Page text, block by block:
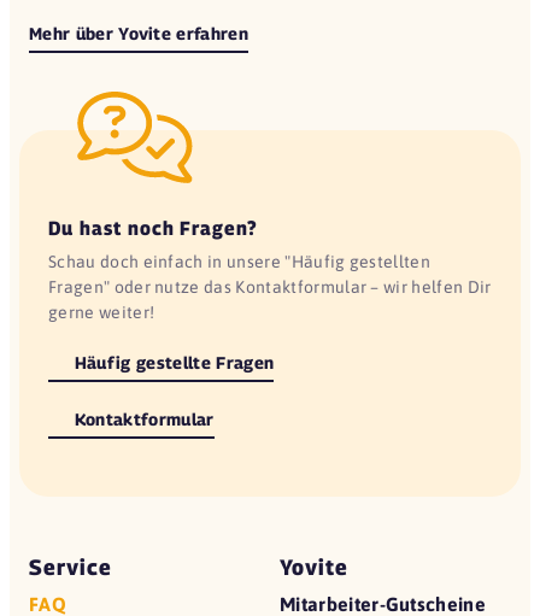
Mehr über Yovite erfahren
Du hast noch Fragen?
Schau doch einfach in unsere "Häufig gestellten
Fragen" oder nutze das Kontaktformular – wir helfen Dir
gerne weiter!
Häufig gestellte Fragen
Kontaktformular
Service
FAQ
Yovite
Mitarbeiter-Gutscheine